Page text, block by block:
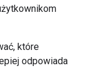
które
odpowiada